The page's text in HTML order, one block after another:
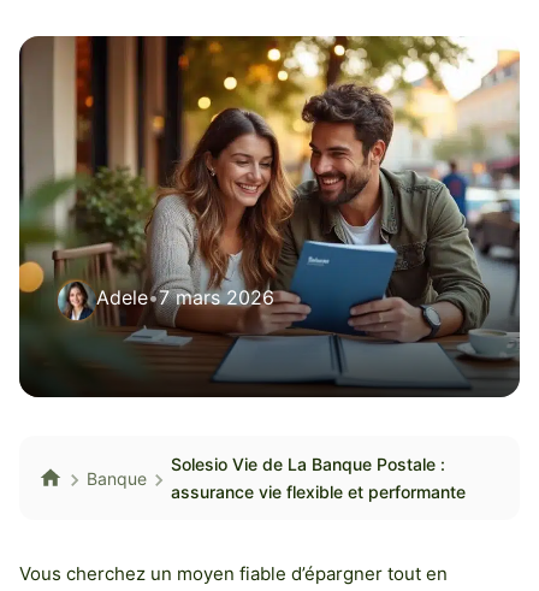
Adele•7 mars 2026
Banque
Solesio Vie de La Banque Postale :
assurance vie flexible et performante
Vous cherchez un moyen fiable d’épargner tout en